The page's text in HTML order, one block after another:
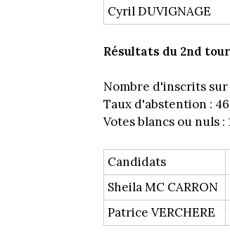
Cyril DUVIGNAGE
Résultats du 2nd
Nombre d'inscrits sur
Taux d'abstention :
Votes blancs ou nuls :
Candidats
Sheila MC CARRON
Patrice VERCHERE